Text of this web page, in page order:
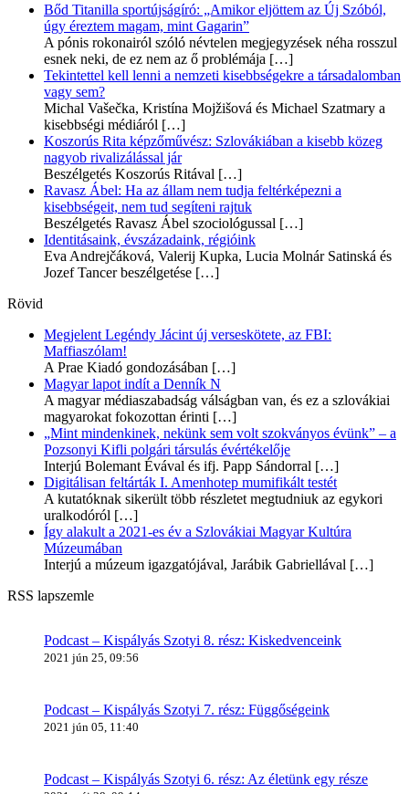
Bőd Titanilla sportújságíró: „Amikor eljöttem az Új Szóból,
úgy éreztem magam, mint Gagarin”
A pónis rokonairól szóló névtelen megjegyzések néha rosszul
esnek neki, de ez nem az ő problémája […]
Tekintettel kell lenni a nemzeti kisebbségekre a társadalomban
vagy sem?
Michal Vašečka, Kristína Mojžišová és Michael Szatmary a
kisebbségi médiáról […]
Koszorús Rita képzőművész: Szlovákiában a kisebb közeg
nagyob rivalizálással jár
Beszélgetés Koszorús Ritával […]
Ravasz Ábel: Ha az állam nem tudja feltérképezni a
kisebbségeit, nem tud segíteni rajtuk
Beszélgetés Ravasz Ábel szociológussal […]
Identitásaink, évszázadaink, régióink
Eva Andrejčáková, Valerij Kupka, Lucia Molnár Satinská és
Jozef Tancer beszélgetése […]
Rövid
Megjelent Legéndy Jácint új verseskötete, az FBI:
Maffiaszólam!
A Prae Kiadó gondozásában […]
Magyar lapot indít a Denník N
A magyar médiaszabadság válságban van, és ez a szlovákiai
magyarokat fokozottan érinti […]
„Mint mindenkinek, nekünk sem volt szokványos évünk” – a
Pozsonyi Kifli polgári társulás évértékelője
Interjú Bolemant Évával és ifj. Papp Sándorral […]
Digitálisan feltárták I. Amenhotep mumifikált testét
A kutatóknak sikerült több részletet megtudniuk az egykori
uralkodóról […]
Így alakult a 2021-es év a Szlovákiai Magyar Kultúra
Múzeumában
Interjú a múzeum igazgatójával, Jarábik Gabriellával […]
RSS lapszemle
Podcast – Kispályás Szotyi 8. rész: Kiskedvenceink
2021 jún 25, 09:56
Podcast – Kispályás Szotyi 7. rész: Függőségeink
2021 jún 05, 11:40
Podcast – Kispályás Szotyi 6. rész: Az életünk egy része